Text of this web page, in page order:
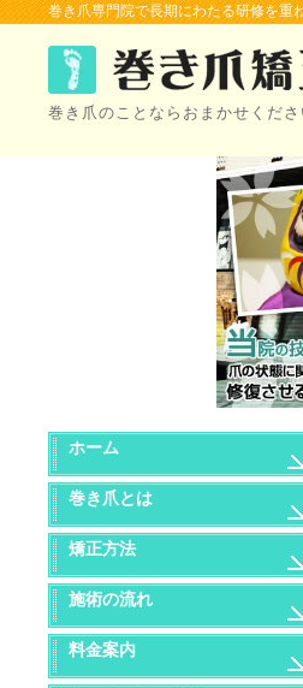
巻き爪専門院で長期にわたる研修を重
巻き爪のことならおまかせくださ
ホーム
巻き爪とは
矯正方法
施術の流れ
料金案内